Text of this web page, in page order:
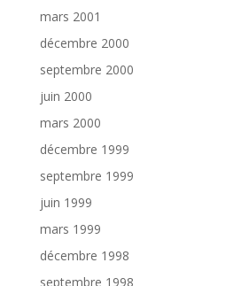
mars 2001
décembre 2000
septembre 2000
juin 2000
mars 2000
décembre 1999
septembre 1999
juin 1999
mars 1999
décembre 1998
septembre 1998